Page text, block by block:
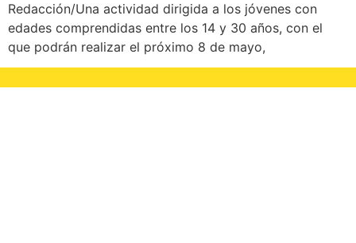
Redacción/Una actividad dirigida a los jóvenes con
edades comprendidas entre los 14 y 30 años, con el
que podrán realizar el próximo 8 de mayo,